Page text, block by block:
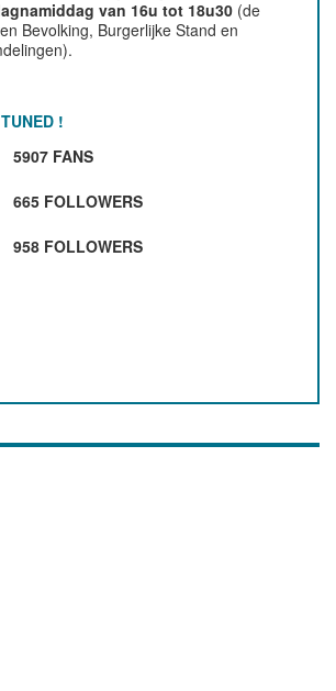
van 16u tot 18u30 (de
Bevolking, Burgerlijke Stand en
!
5907 FANS
665 FOLLOWERS
958 FOLLOWERS